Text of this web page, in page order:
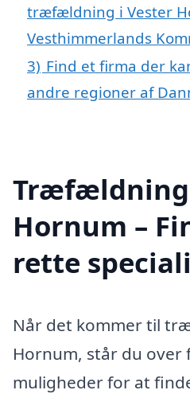
træfældning i Vester
Vesthimmerlands
3) Find et firma der
andre regioner af
Træfældning
Hornum –
rette
Når det kommer til
Hornum, står du
muligheder for at